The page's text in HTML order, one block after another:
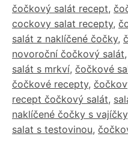
čočkový salát recept,
cockovy salat recepty,
salát z naklíčené čočky,
novoroční čočkový salát,
salát s mrkví, čočkové
čočkové recepty,
recept čočkový salát,
naklíčené čočky s vajíčky
salat s testovinou,